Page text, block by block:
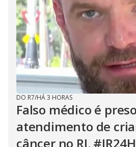
DO R7/HÁ 3 HORAS
Falso médico é
atendimento de
câncer no RJ.